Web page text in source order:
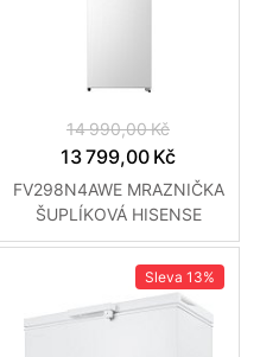
14 990,00 Kč
13 799,00 Kč
FV298N4AWE MRAZNIČKA
ŠUPLÍKOVÁ HISENSE
Sleva 13%